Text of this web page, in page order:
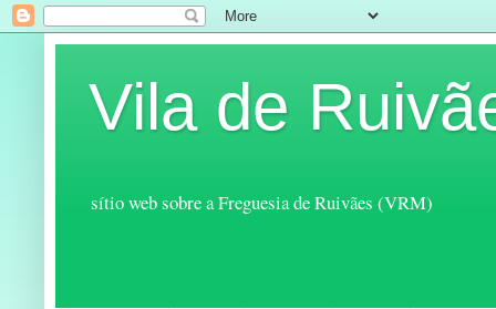
Vila de
sítio web sobre a Freguesia de Ruivães (VRM)